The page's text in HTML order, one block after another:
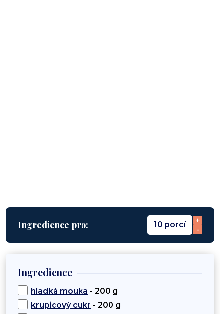
Ingredience pro: 10 porcí
+
-
Ingredience
hladká mouka - 200 g
krupicový cukr - 200 g